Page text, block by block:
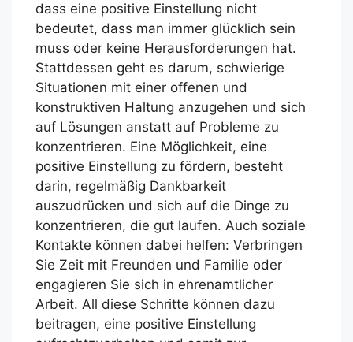
dass eine positive Einstellung nicht
bedeutet, dass man immer glücklich sein
muss oder keine Herausforderungen hat.
Stattdessen geht es darum, schwierige
Situationen mit einer offenen und
konstruktiven Haltung anzugehen und sich
auf Lösungen anstatt auf Probleme zu
konzentrieren. Eine Möglichkeit, eine
positive Einstellung zu fördern, besteht
darin, regelmäßig Dankbarkeit
auszudrücken und sich auf die Dinge zu
konzentrieren, die gut laufen. Auch soziale
Kontakte können dabei helfen: Verbringen
Sie Zeit mit Freunden und Familie oder
engagieren Sie sich in ehrenamtlicher
Arbeit. All diese Schritte können dazu
beitragen, eine positive Einstellung